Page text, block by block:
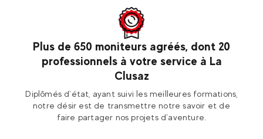
Plus de 650 moniteurs agréés, dont 20
professionnels à votre service à La
Clusaz
Diplômés d’état, ayant suivi les meilleures formations,
notre désir est de transmettre notre savoir et de
faire partager nos projets d’aventure.